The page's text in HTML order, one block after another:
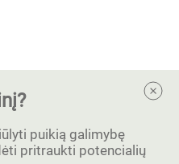
puikią galimybę
pritraukti potencialių